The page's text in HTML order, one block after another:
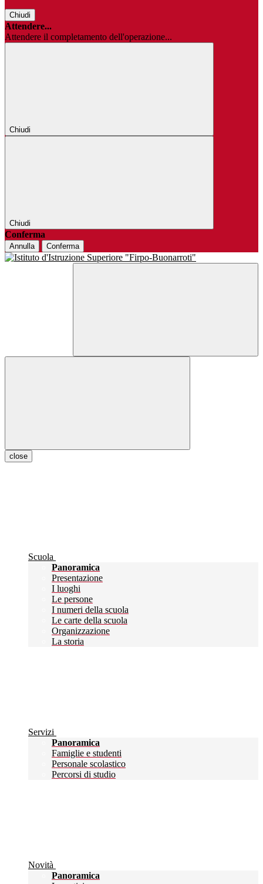
Chiudi
Attendere...
Attendere il completamento dell'operazione...
Chiudi
Chiudi
Conferma
Annulla Conferma
close
Scuola
Panoramica
Presentazione
I luoghi
Le persone
I numeri della scuola
Le carte della scuola
Organizzazione
La storia
Servizi
Panoramica
Famiglie e studenti
Personale scolastico
Percorsi di studio
Novità
Panoramica